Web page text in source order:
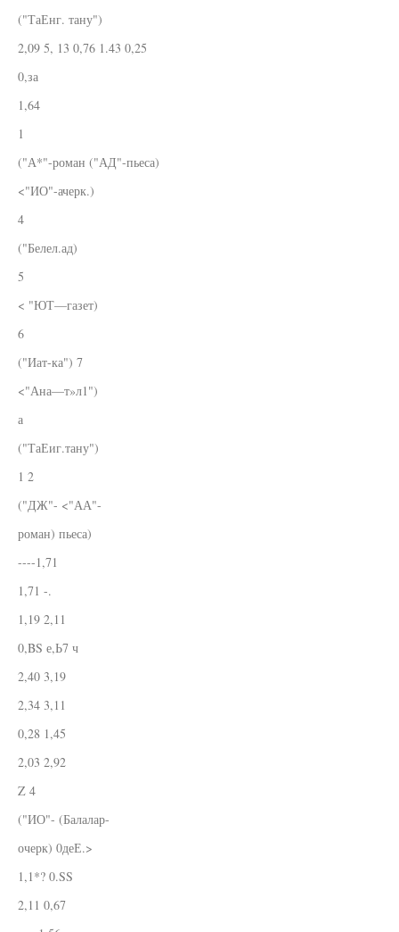
("ТаЕнг. тану")
2,09 5, 13 0,76 1.43 0,25
0,за
1,64
1
("А*"-роман ("АД"-пьеса)
<"ИО"-ачерк.)
4
("Белел.ад)
5
< "ЮТ—газет)
6
("Иат-ка") 7
<"Ана—т»л1")
а
("ТаЕиг.тану")
1 2
("ДЖ"- <"АА"-
роман) пьеса)
----1,71
1,71 -.
1,19 2,11
0,BS е,Ь7 ч
2,40 3,19
2,34 3,11
0,28 1,45
2,03 2,92
Z 4
("ИО"- (Балалар-
очерк) 0деЕ.>
1,1*? 0.SS
2,11 0,67